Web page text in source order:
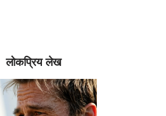
लोकप्रिय लेख